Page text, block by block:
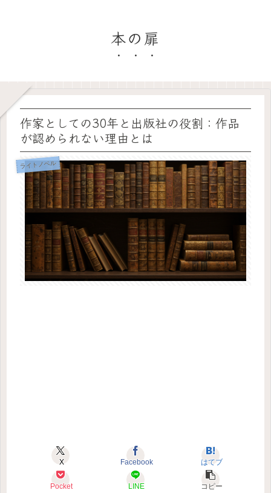
本の扉
作家としての30年と出版社の役割：作品
が認められない理由とは
ライトノベル
X Facebook はてブ
Pocket LINE コピー